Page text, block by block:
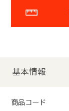
基本情報
商品コード